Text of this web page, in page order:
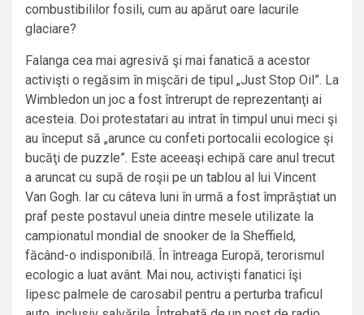
combustibililor fosili, cum au apărut oare lacurile
glaciare?
Falanga cea mai agresivă şi mai fanatică a acestor
activişti o regăsim în mişcări de tipul „Just Stop Oil”. La
Wimbledon un joc a fost întrerupt de reprezentanţi ai
acesteia. Doi protestatari au intrat în timpul unui meci şi
au început să „arunce cu confeti portocalii ecologice şi
bucăţi de puzzle”. Este aceeaşi echipă care anul trecut
a aruncat cu supă de roşii pe un tablou al lui Vincent
Van Gogh. Iar cu câteva luni în urmă a fost împrăştiat un
praf peste postavul uneia dintre mesele utilizate la
campionatul mondial de snooker de la Sheffield,
făcând-o indisponibilă. În întreaga Europă, terorismul
ecologic a luat avânt. Mai nou, activişti fanatici îşi
lipesc palmele de carosabil pentru a perturba traficul